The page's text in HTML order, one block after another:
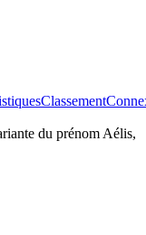
Classement
du prénom Aélis,